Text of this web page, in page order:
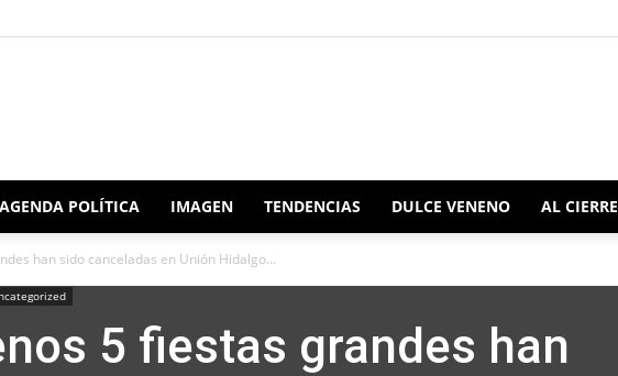
Redacción
AGENDA POLÍTICA IMAGEN TENDENCIAS DULCE VENENO AL CIERRE
han sido canceladas en Unión Hidalgo...
5 fiestas grandes han